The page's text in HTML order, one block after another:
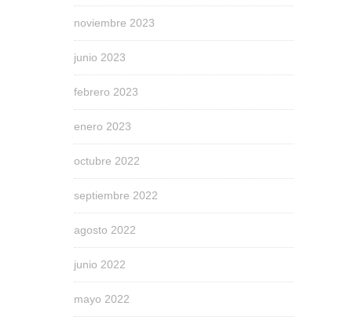
noviembre 2023
junio 2023
febrero 2023
enero 2023
octubre 2022
septiembre 2022
agosto 2022
junio 2022
mayo 2022